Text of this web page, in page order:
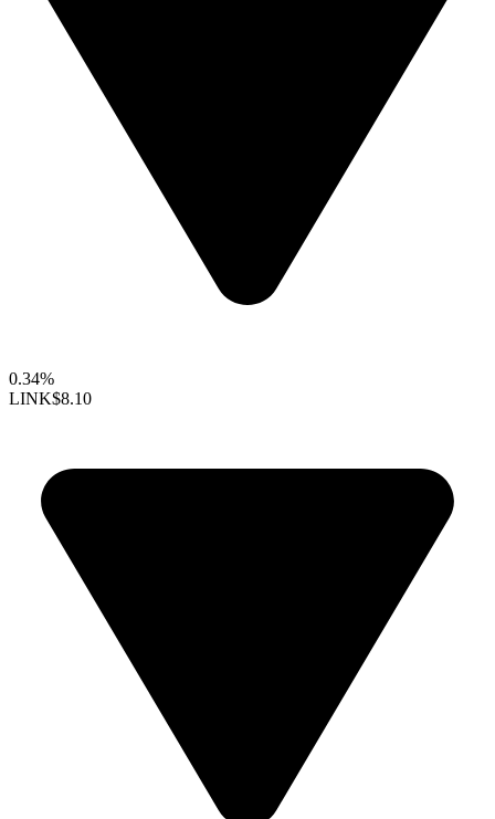
0.34%
LINK$8.10